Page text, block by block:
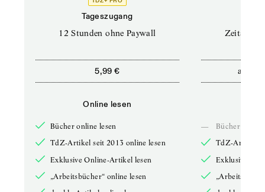
Tageszugang
12 Stunden ohne Paywall
5,99 €
Online lesen
Bücher online lesen
TdZ-Artikel seit 2013 online lesen
Exklusive Online-Artikel lesen
„Arbeitsbücher“ online lesen
ab
—
Bücher online
TdZ-Artikel
Exklusive